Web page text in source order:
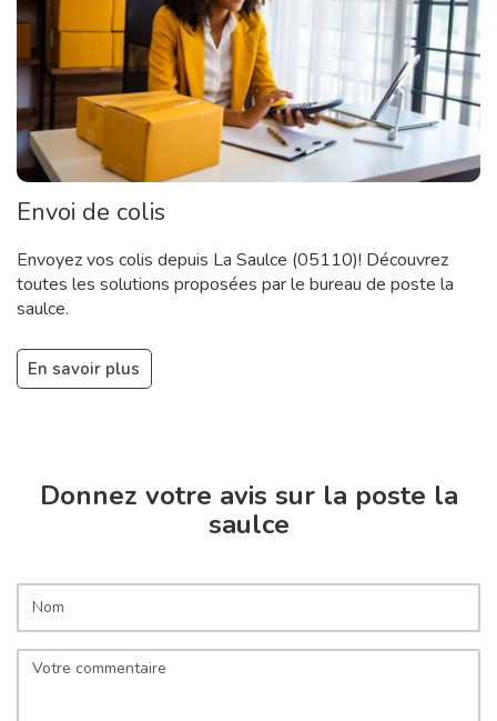
Envoi de colis
Envoyez vos colis depuis La Saulce (05110)! Découvrez
toutes les solutions proposées par le bureau de poste la
saulce.
En savoir plus
Donnez votre avis sur la poste la
saulce